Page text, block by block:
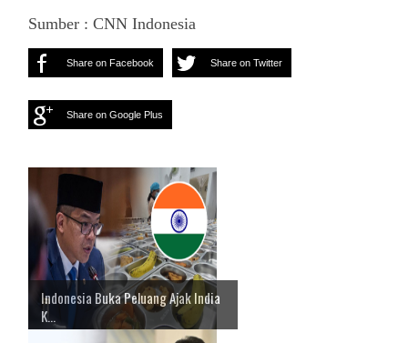
Sumber : CNN Indonesia
Share on Facebook Share on Twitter
Share on Google Plus
Indonesia Buka Peluang Ajak India
K...